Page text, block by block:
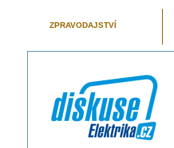
ZPRAVODAJSTVÍ